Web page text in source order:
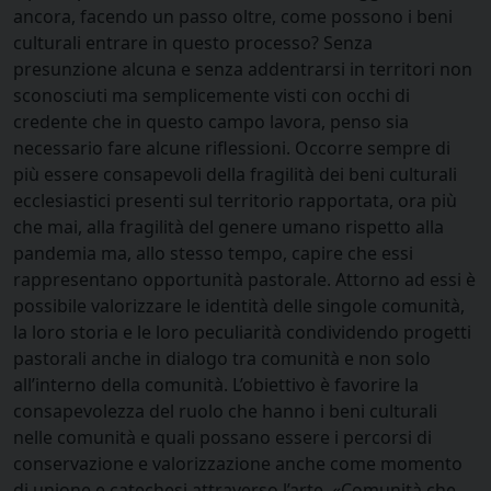
ancora, facendo un passo oltre, come possono i beni
culturali entrare in questo processo? Senza
presunzione alcuna e senza addentrarsi in territori non
sconosciuti ma semplicemente visti con occhi di
credente che in questo campo lavora, penso sia
necessario fare alcune riflessioni. Occorre sempre di
più essere consapevoli della fragilità dei beni culturali
ecclesiastici presenti sul territorio rapportata, ora più
che mai, alla fragilità del genere umano rispetto alla
pandemia ma, allo stesso tempo, capire che essi
rappresentano opportunità pastorale. Attorno ad essi è
possibile valorizzare le identità delle singole comunità,
la loro storia e le loro peculiarità condividendo progetti
pastorali anche in dialogo tra comunità e non solo
all’interno della comunità. L’obiettivo è favorire la
consapevolezza del ruolo che hanno i beni culturali
nelle comunità e quali possano essere i percorsi di
conservazione e valorizzazione anche come momento